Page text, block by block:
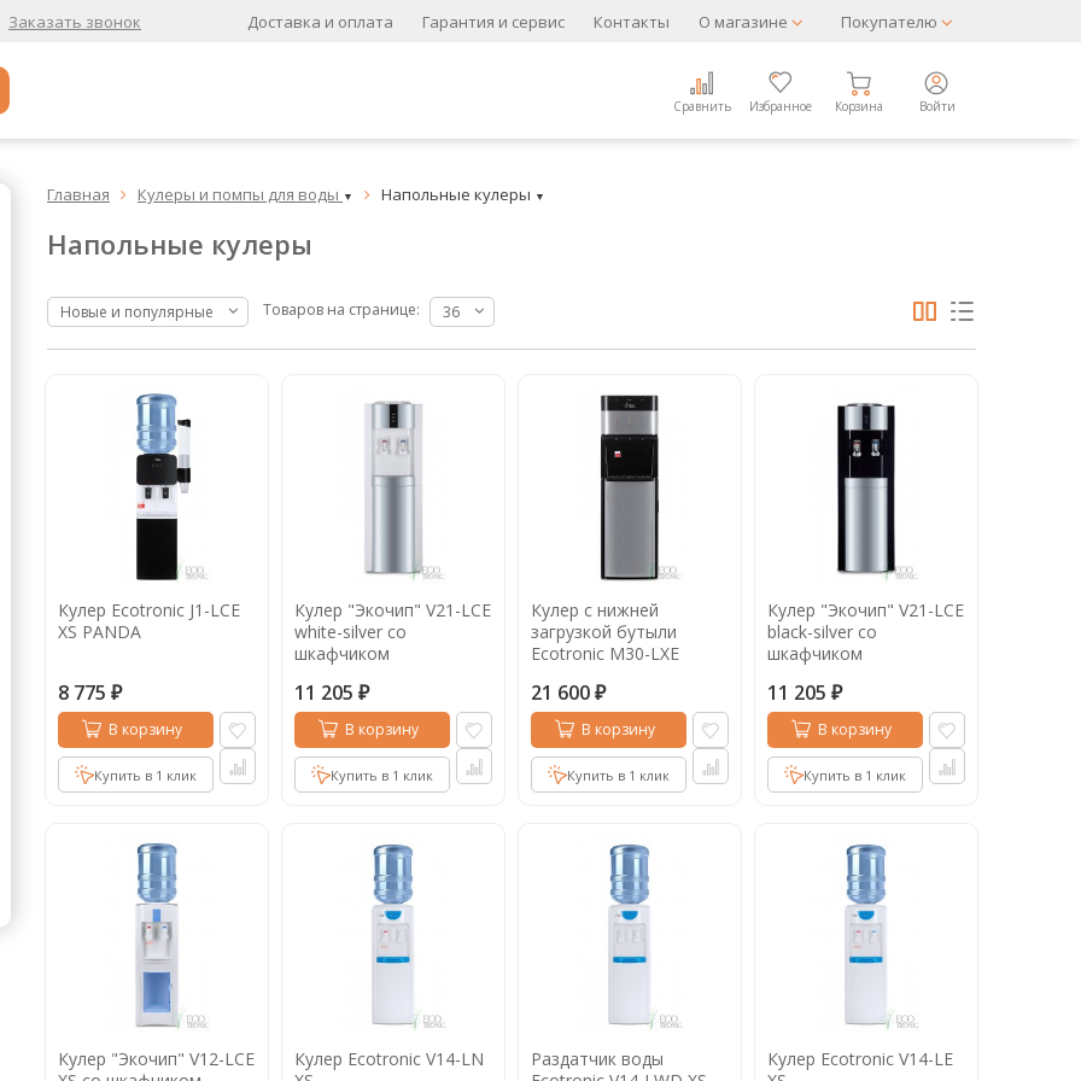
Заказать звонок Доставка и оплата Гарантия и сервис Контакты О магазине Покупателю
Сравнить Избранное Корзина Войти
Кофе в зернах свежей обжарки
хит
Кофе в зернах свежей обжарки
Акция
Кофе в дрип пакетах
Кофе для вендинга
Кофе сублимированный
Таблетки кофе (кофе в чалдах)
Главная  Кулеры и помпы для воды ▼  Напольные кулеры ▼
Напольные кулеры
Новые и популярные Товаров на странице: 36
Кулер Ecotronic J1-LCE
XS PANDA
8 775 ₽
В корзину
Купить в 1 клик
Кулер "Экочип" V21-LCE
white-silver со
шкафчиком
11 205 ₽
В корзину
Купить в 1 клик
Кулер с нижней
загрузкой бутыли
Ecotronic M30-LXE
21 600 ₽
В корзину
Купить в 1 клик
Кулер "Экочип" V21-LCE
black-silver со
шкафчиком
11 205 ₽
В корзину
Купить в 1 клик
Кулер "Экочип" V12-LCE
Кулер Ecotronic V14-LN
Раздатчик воды
Кулер Ecotronic V14-LE